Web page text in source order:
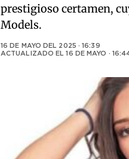
prestigioso certamen,
Models.
16 DE MAYO DEL 2025 · 16:39
ACTUALIZADO EL16 DE MAYO ·